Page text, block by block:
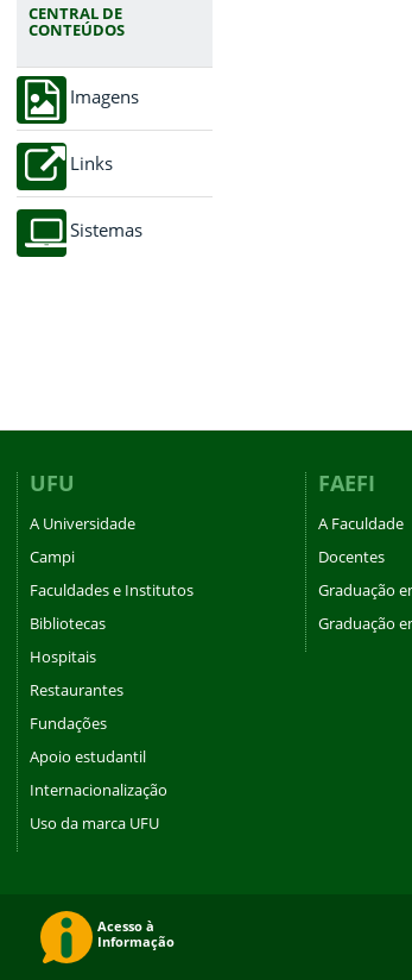
CENTRAL DE
CONTEÚDOS
Imagens
Links
Sistemas
UFU
A Universidade
Campi
Faculdades e Institutos
Bibliotecas
Hospitais
Restaurantes
Fundações
Apoio estudantil
Internacionalização
Uso da marca UFU
FAEFI
A Faculdade
Docentes
Graduação
Graduação